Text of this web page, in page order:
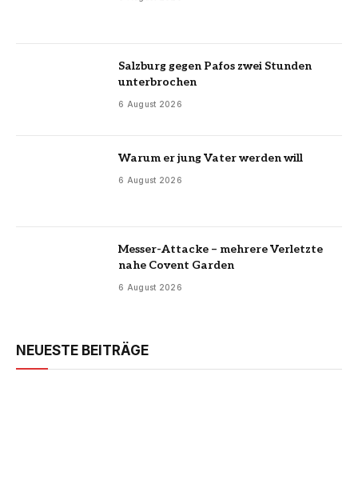
Salzburg gegen Pafos zwei Stunden
unterbrochen
6 August 2026
Warum er jung Vater werden will
6 August 2026
Messer-Attacke – mehrere Verletzte
nahe Covent Garden
6 August 2026
NEUESTE BEITRÄGE